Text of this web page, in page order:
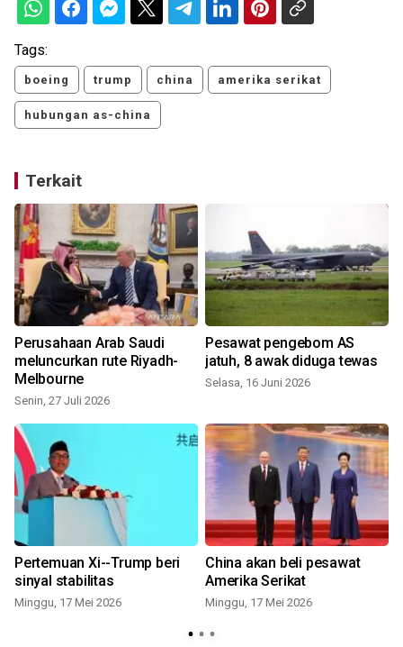
Tags:
boeing trump china amerika serikat
hubungan as-china
Terkait
Perusahaan Arab Saudi
meluncurkan rute Riyadh-
Melbourne
Senin, 27 Juli 2026
Pesawat pengebom AS
jatuh, 8 awak diduga tewas
Selasa, 16 Juni 2026
Pertemuan Xi--Trump beri
sinyal stabilitas
Minggu, 17 Mei 2026
China akan beli pesawat
Amerika Serikat
Minggu, 17 Mei 2026